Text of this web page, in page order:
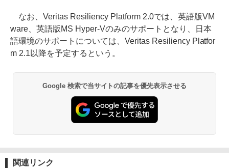
なお、Veritas Resiliency Platform 2.0では、英語版VM
ware、英語版MS Hyper-Vのみのサポートとなり、日本
語環境のサポートについては、Veritas Resiliency Platfor
m 2.1以降を予定するという。
Google 検索で当サイトの記事を優先表示させる
関連リンク